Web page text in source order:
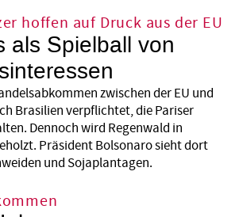
hoffen auf Druck aus der EU
als Spielball von
zwischen der EU und
Brasilien verpflichtet, die Pariser
Dennoch wird Regenwald in
Präsident Bolsonaro sieht dort
und Sojaplantagen.